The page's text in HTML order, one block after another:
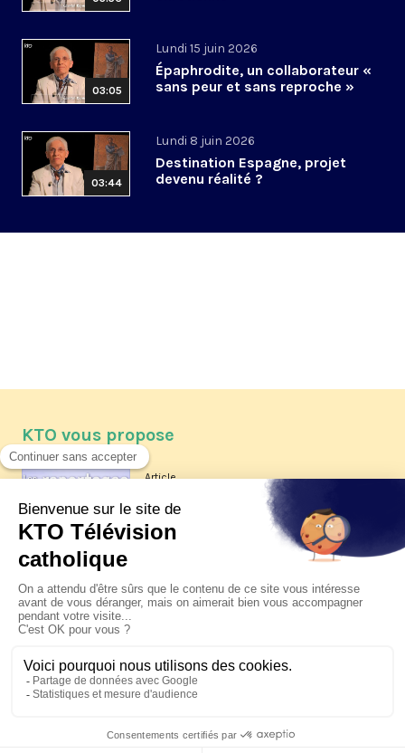
03:05
Lundi 15 juin 2026
Épaphrodite, un collaborateur «
sans peur et sans reproche »
03:44
Lundi 8 juin 2026
Destination Espagne, projet
devenu réalité ?
KTO vous propose
Article
Les reportages d'été 2026 de KTO
La visite pastorale du pape Léon
XIV à Assise à suivre sur KTO le
jeudi 6 août
Le pape en Uruguay, Argentine et
Pérou du 6 au 17 novembre 2026